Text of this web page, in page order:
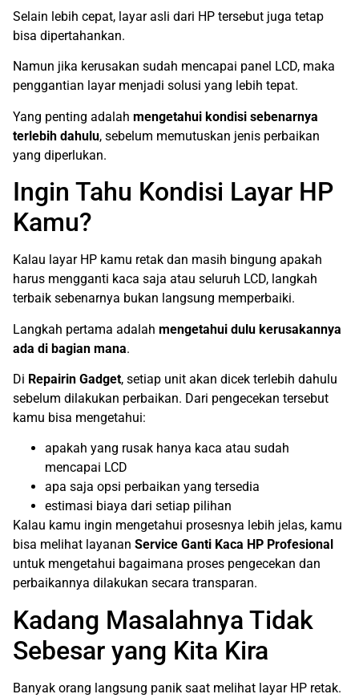
Selain lebih cepat, layar asli dari HP tersebut juga tetap
bisa dipertahankan.
Namun jika kerusakan sudah mencapai panel LCD, maka
penggantian layar menjadi solusi yang lebih tepat.
Yang penting adalah mengetahui kondisi sebenarnya
terlebih dahulu, sebelum memutuskan jenis perbaikan
yang diperlukan.
Ingin Tahu Kondisi Layar HP
Kamu?
Kalau layar HP kamu retak dan masih bingung apakah
harus mengganti kaca saja atau seluruh LCD, langkah
terbaik sebenarnya bukan langsung memperbaiki.
Langkah pertama adalah mengetahui dulu kerusakannya
ada di bagian mana.
Di Repairin Gadget, setiap unit akan dicek terlebih dahulu
sebelum dilakukan perbaikan. Dari pengecekan tersebut
kamu bisa mengetahui:
apakah yang rusak hanya kaca atau sudah
mencapai LCD
apa saja opsi perbaikan yang tersedia
estimasi biaya dari setiap pilihan
Kalau kamu ingin mengetahui prosesnya lebih jelas, kamu
bisa melihat layanan Service Ganti Kaca HP Profesional
untuk mengetahui bagaimana proses pengecekan dan
perbaikannya dilakukan secara transparan.
Kadang Masalahnya Tidak
Sebesar yang Kita Kira
Banyak orang langsung panik saat melihat layar HP retak.